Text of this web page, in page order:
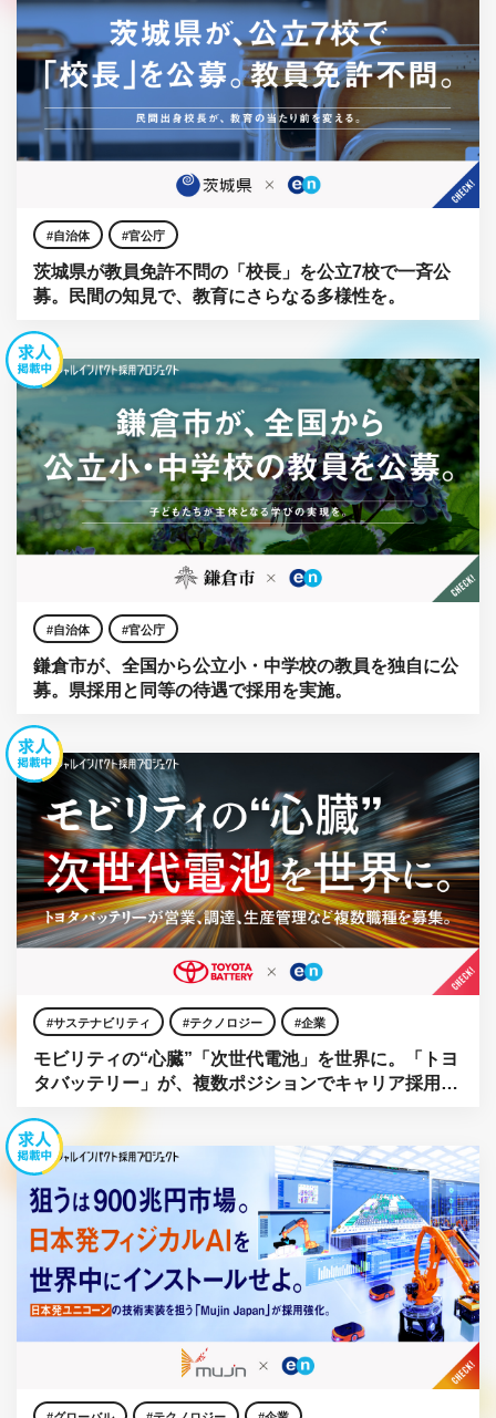
自治体 官公庁
茨城県が教員免許不問の「校長」を公立7校で一斉公
募。民間の知見で、教育にさらなる多様性を。
自治体 官公庁
鎌倉市が、全国から公立小・中学校の教員を独自に公
募。県採用と同等の待遇で採用を実施。
サステナビリティ テクノロジー 企業
モビリティの“心臓”「次世代電池」を世界に。「トヨ
タバッテリー」が、複数ポジションでキャリア採用を